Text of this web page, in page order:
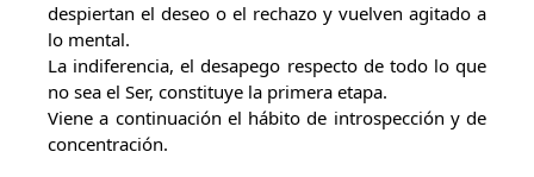
despiertan el deseo o el rechazo y vuelven agitado a
lo mental.
La indiferencia, el desapego respecto de todo lo que
no sea el Ser, constituye la primera etapa.
Viene a continuación el hábito de introspección y de
concentración.